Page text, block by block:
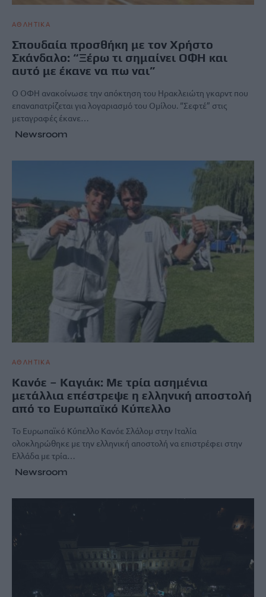
ΑΘΛΗΤΙΚΑ
Σπουδαία προσθήκη με τον Χρήστο
Σκάνδαλο: “Ξέρω τι σημαίνει ΟΦΗ και
αυτό με έκανε να πω ναι”
Ο ΟΦΗ ανακοίνωσε την απόκτηση του Ηρακλειώτη γκαρντ που
επαναπατρίζεται για λογαριασμό του Ομίλου. “Σεφτέ” στις
μεταγραφές έκανε…
Newsroom
ΑΘΛΗΤΙΚΑ
Κανόε – Καγιάκ: Με τρία ασημένια
μετάλλια επέστρεψε η ελληνική αποστολή
από το Ευρωπαϊκό Κύπελλο
Το Ευρωπαϊκό Κύπελλο Κανόε Σλάλομ στην Ιταλία
ολοκληρώθηκε με την ελληνική αποστολή να επιστρέφει στην
Ελλάδα με τρία…
Newsroom